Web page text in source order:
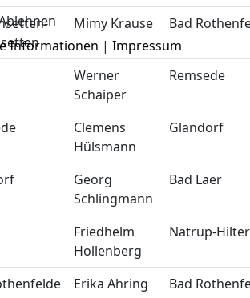
Mimy Krause Bad
Werner
Schaiper
Remsede
Clemens
Hülsmann
Glandorf
Georg
Schlingmann
Bad Laer
Friedhelm
Hollenberg
Natrup-Hilter
Erika Ahring
Bad
Informationen | Impressum